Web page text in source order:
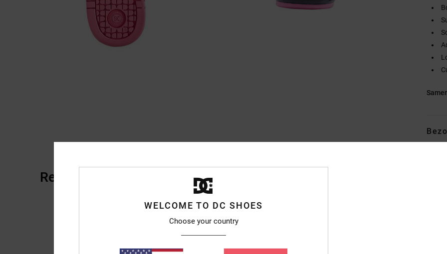
Reviews van klanten
WELCOME TO DC SHOES
Choose your country